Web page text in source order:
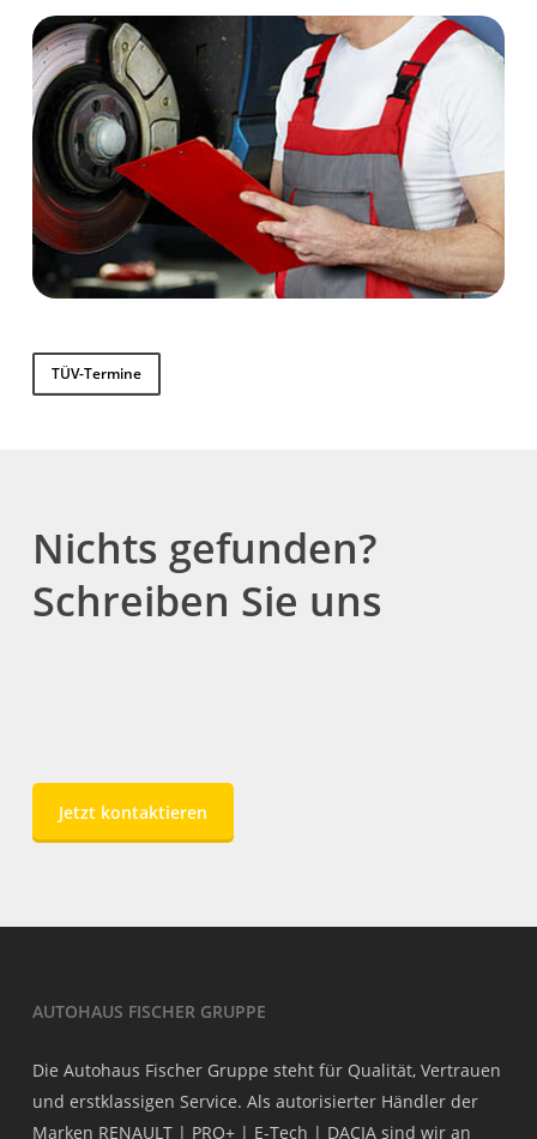
TÜV-Termine
Nichts gefunden?
Schreiben Sie uns
Jetzt kontaktieren
AUTOHAUS FISCHER GRUPPE
Die Autohaus Fischer Gruppe steht für Qualität, Vertrauen
und erstklassigen Service. Als autorisierter Händler der
Marken RENAULT | PRO+ | E-Tech | DACIA sind wir an